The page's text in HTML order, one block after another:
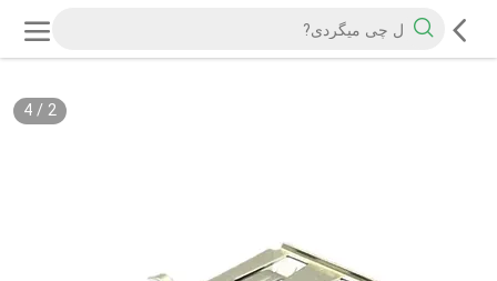
2
/
4